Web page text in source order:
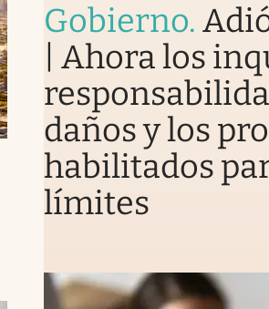
Gobierno.
| Ahora los
daños y los
habilitados
límites